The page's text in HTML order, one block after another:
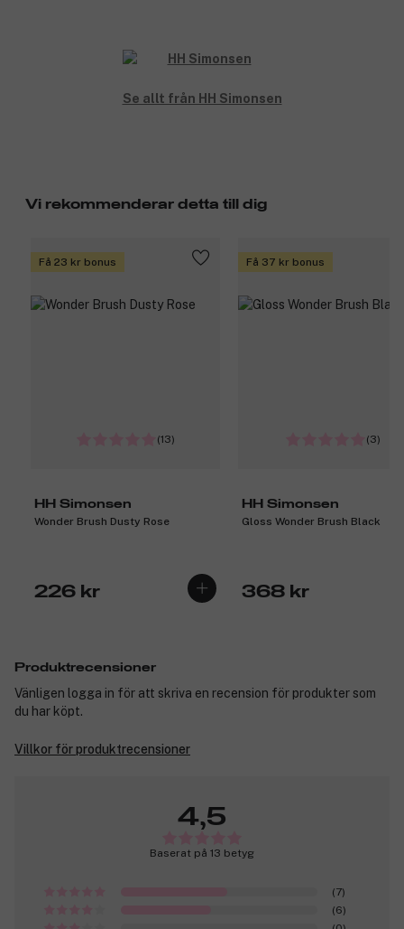
Se allt från HH Simonsen
Vi rekommenderar detta till dig
Få 23 kr bonus
(13)
HH Simonsen
Wonder Brush Dusty Rose
226 kr
Få 37 kr bonus
(3)
HH Simonsen
Gloss Wonder Brush Black
368 kr
Produktrecensioner
Vänligen logga in för att skriva en recension för produkter som
du har köpt.
Villkor för produktrecensioner
4,5
Baserat på 13 betyg
(7)
(6)